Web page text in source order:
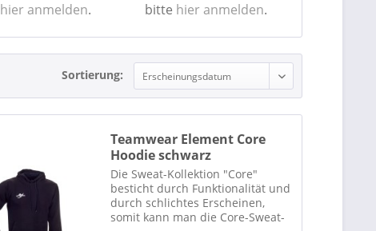
hier anmelden.
bitte hier anmelden.
Sortierung:
Teamwear Element Core
Hoodie schwarz
Die Sweat-Kollektion "Core"
besticht durch Funktionalität und
durch schlichtes Erscheinen,
somit kann man die Core-Sweat-